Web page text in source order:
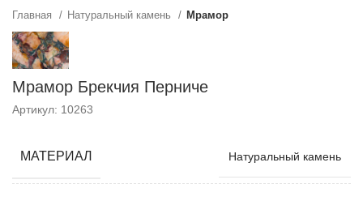
Главная Натуральный камень Мрамор
Мрамор Брекчия Перниче
Артикул: 10263
МАТЕРИАЛ Натуральный камень